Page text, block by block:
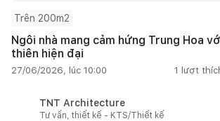
Trên 200m2
Ngôi nhà mang cảm hứng Trung Hoa
thiên hiện đại
27/06/2026, lúc 10:00 1 lượt
TNT Architecture
Tư vấn, thiết kế - KTS/Thiết kế